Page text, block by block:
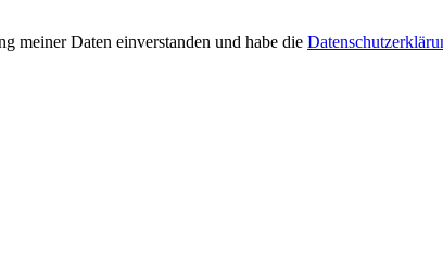
meiner Daten einverstanden und habe die